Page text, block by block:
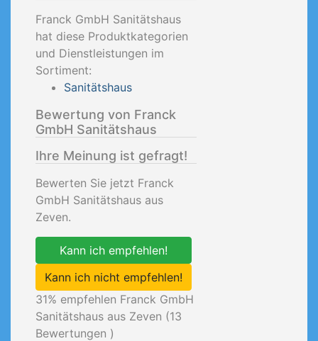
Franck GmbH Sanitätshaus
hat diese Produktkategorien
und Dienstleistungen im
Sortiment:
Sanitätshaus
Bewertung von Franck
GmbH Sanitätshaus
Ihre Meinung ist gefragt!
Bewerten Sie jetzt Franck
GmbH Sanitätshaus aus
Zeven.
Kann ich empfehlen!
Kann ich nicht empfehlen!
31% empfehlen Franck GmbH
Sanitätshaus aus Zeven (13
Bewertungen )